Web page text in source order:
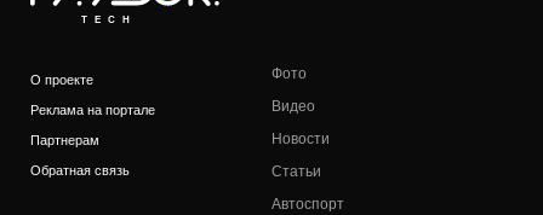
TECH
О проекте
Реклама на портале
Партнерам
Обратная связь
Фото
Видео
Новости
Статьи
Автоспорт